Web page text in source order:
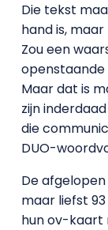
Die tekst
hand is,
Zou een
openstaande
Maar dat is
zijn
die
DUO-
De
maar liefst
hun ov-kaart